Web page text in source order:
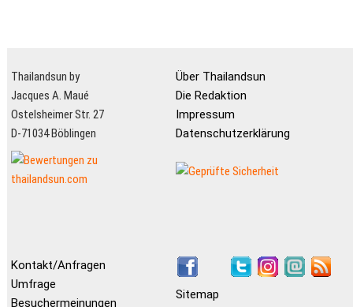
Thailandsun by
Jacques A. Maué
Ostelsheimer Str. 27
D-71034 Böblingen
Über Thailandsun
Die Redaktion
Impressum
Datenschutzerklärung
Kontakt/Anfragen
Umfrage
Besuchermeinungen
Sitemap